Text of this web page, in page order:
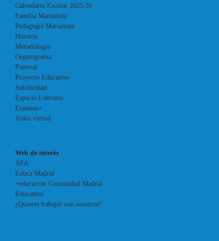
Calendario Escolar 2025/26
Familia Marianista
Pedagogía Marianista
Historia
Metodología
Organigrama
Pastoral
Proyecto Educativo
Solidaridad
Espacio Literario
Erasmus+
Visita virtual
Web de interés
AFA
Educa Madrid
+educación Comunidad Madrid
Educamos
¿Quieres trabajar con nosotros?